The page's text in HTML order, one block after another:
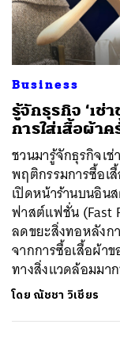
Business
รู้จักธุรกิจ ‘เช่
การใส่เสื้อผ้า
ชวนมารู้จักธุรกิจเ
พฤติกรรมการซื้อเ
เปิดหน้าร้านบนอิน
ฟาสต์แฟชั่น (Fast
ลดขยะสิ่งทอหลังก
จากการซื้อเสื้อผ้า
ทางสิ่งแวดล้อมมา
โดย ณัชชา วิเชียร
ค้นหา